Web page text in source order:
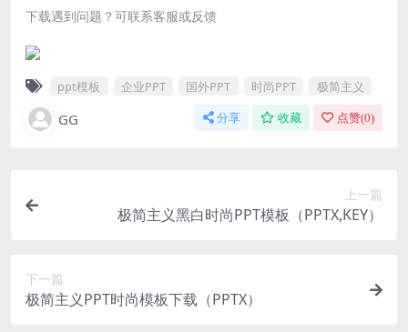
下载遇到问题？可联系客服或反馈
ppt模板 企业PPT 国外PPT 时尚PPT 极简主义
GG 分享 收藏 点赞(0)
上一篇
极简主义黑白时尚PPT模板（PPTX,KEY）
下一篇
极简主义PPT时尚模板下载（PPTX）